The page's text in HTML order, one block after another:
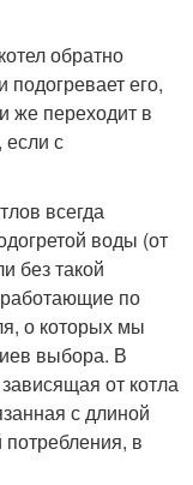
обратно
подогревает его,
же переходит в
с
всегда
воды (от
без такой
по
о которых мы
выбора. В
от котла
с длиной
в